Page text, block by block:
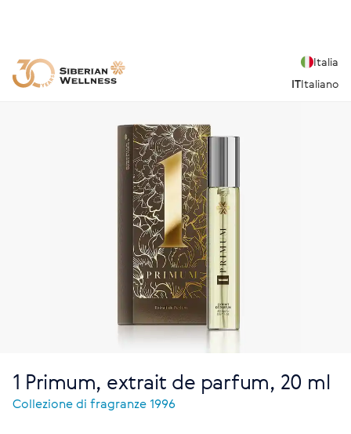
Italia
ITItaliano
1 Primum, extrait de parfum, 20 ml
Collezione di fragranze 1996